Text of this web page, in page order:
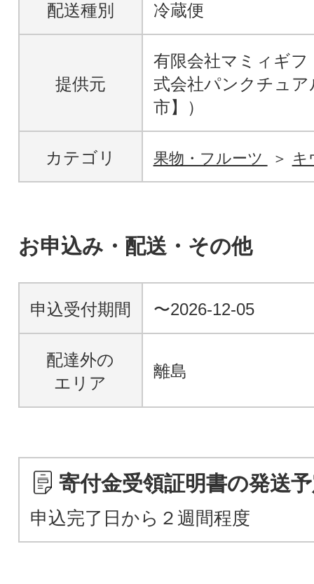
配送種別 冷蔵便
提供元
有限会社マミィギ
式会社パンクチュア
市】）
カテゴリ 果物・フルーツ キ
お申込み・配送・その他
申込受付期間 〜2026-12-05
配達外の
エリア
離島
寄付金受領証明書の発送
申込完了日から２週間程度